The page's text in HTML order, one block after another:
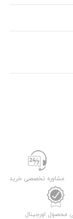
مشاوره تخصصی خرید
محصول اورجینال